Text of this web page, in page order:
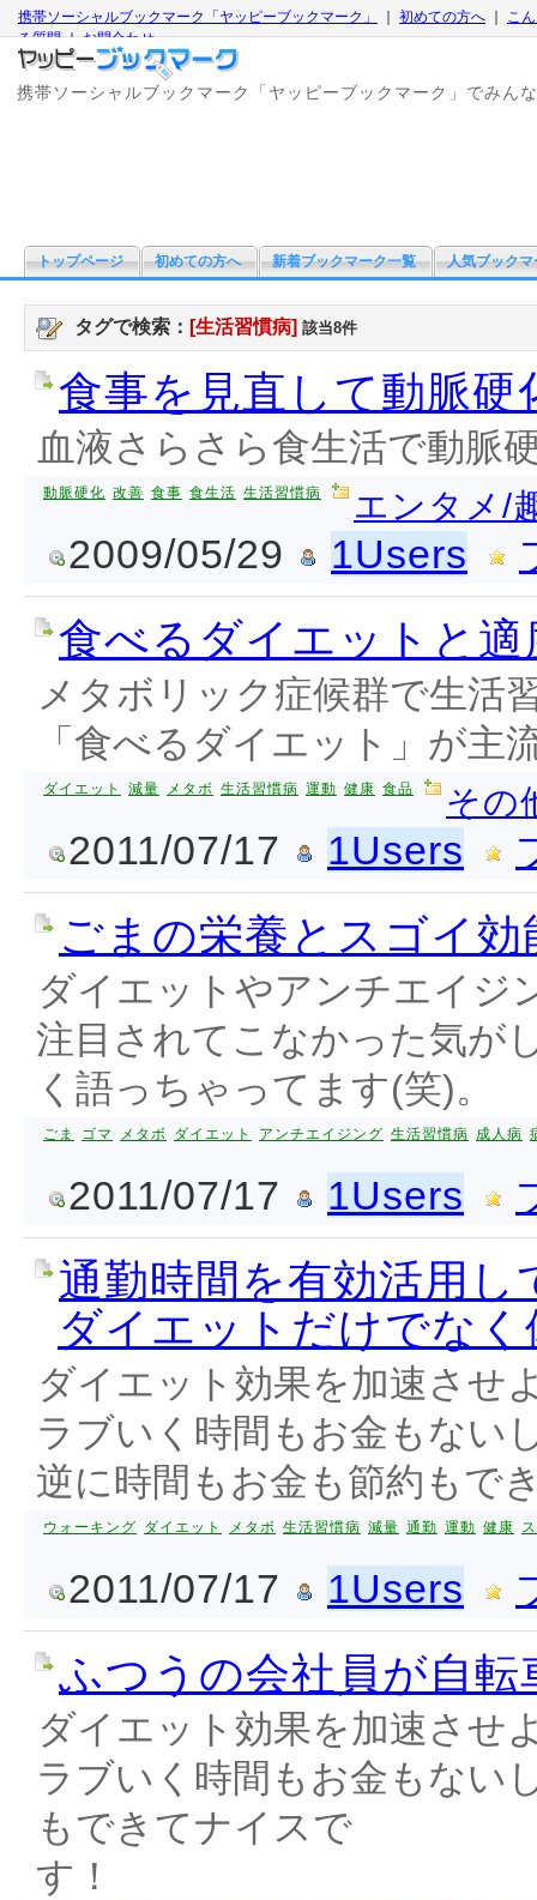
携帯ソーシャルブックマーク「ヤッピーブックマーク」 初めての方へ
こ
る質問｜お問合わせ
携帯ソーシャルブックマーク「ヤッピーブックマーク」でみん
トップページ 初めての方へ 新着ブックマーク一覧 人気ブックマ
タグで検索： [生活習慣病] 該当8件
食事を見直して動脈硬
血液さらさら食生活で動脈
動脈硬化 改善 食事 食生活 生活習慣病 エンタメ/
2009/05/29 1Users
食べるダイエットと
メタボリック症候群で生活
「食べるダイエット」が主
ダイエット 減量 メタボ 生活習慣病 運動 健康 食品 その
2011/07/17 1Users
ごまの栄養とスゴイ
ダイエットやアンチエイジ
注目されてこなかった気が
く語っちゃってます(笑)。
ごま ゴマ メタボ ダイエット アンチエイジング 生活習慣病 成人病
2011/07/17 1Users
通勤時間を有効活用
ダイエットだけでな
ダイエット効果を加速させ
ラブいく時間もお金もない
逆に時間もお金も節約もで
ウォーキング ダイエット メタボ 生活習慣病 減量 通勤 運動 健康
2011/07/17 1Users
ふつうの会社員が自
ダイエット効果を加速させ
ラブいく時間もお金もない
もできてナイスで